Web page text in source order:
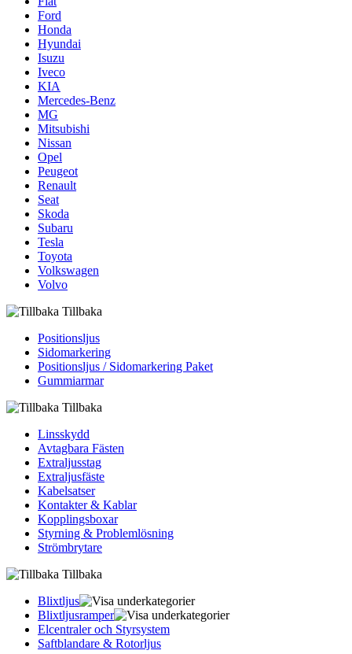
Ford
Honda
Hyundai
Isuzu
Iveco
KIA
Mercedes-Benz
MG
Mitsubishi
Nissan
Opel
Peugeot
Renault
Seat
Skoda
Subaru
Tesla
Toyota
Volkswagen
Volvo
Tillbaka
Positionsljus
Sidomarkering
Positionsljus / Sidomarkering Paket
Gummiarmar
Tillbaka
Linsskydd
Avtagbara Fästen
Extraljusstag
Extraljusfäste
Kabelsatser
Kontakter & Kablar
Kopplingsboxar
Styrning & Problemlösning
Strömbrytare
Tillbaka
Blixtljus
Blixtljusramper
Elcentraler och Styrsystem
Saftblandare & Rotorljus